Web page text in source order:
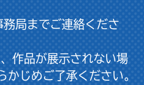
局までご連絡くださ
作品が展示されない場
かじめご了承ください。